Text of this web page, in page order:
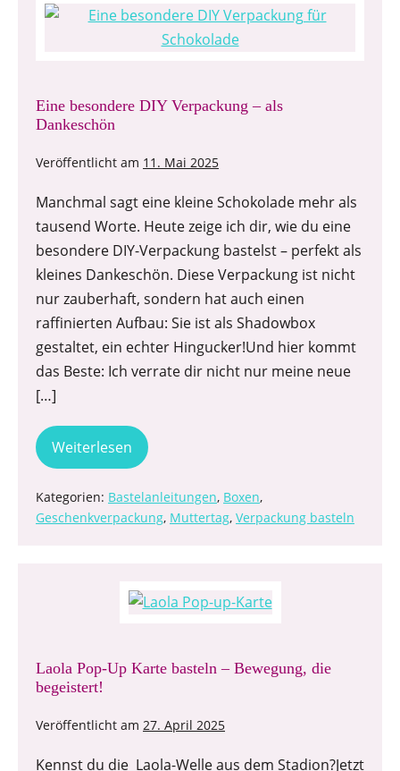
Eine besondere DIY Verpackung – als
Dankeschön
Veröffentlicht am 11. Mai 2025
Manchmal sagt eine kleine Schokolade mehr als
tausend Worte. Heute zeige ich dir, wie du eine
besondere DIY-Verpackung bastelst – perfekt als
kleines Dankeschön. Diese Verpackung ist nicht
nur zauberhaft, sondern hat auch einen
raffinierten Aufbau: Sie ist als Shadowbox
gestaltet, ein echter Hingucker!Und hier kommt
das Beste: Ich verrate dir nicht nur meine neue
[…]
Weiterlesen
Kategorien: Bastelanleitungen, Boxen,
Geschenkverpackung, Muttertag, Verpackung basteln
Laola Pop-Up Karte basteln – Bewegung, die
begeistert!
Veröffentlicht am 27. April 2025
Kennst du die Laola-Welle aus dem Stadion?Jetzt